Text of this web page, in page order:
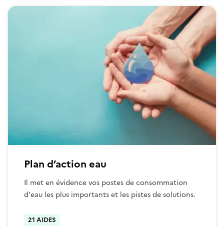
Plan d’action eau
Il met en évidence vos postes de consommation
d'eau les plus importants et les pistes de solutions.
21 AIDES